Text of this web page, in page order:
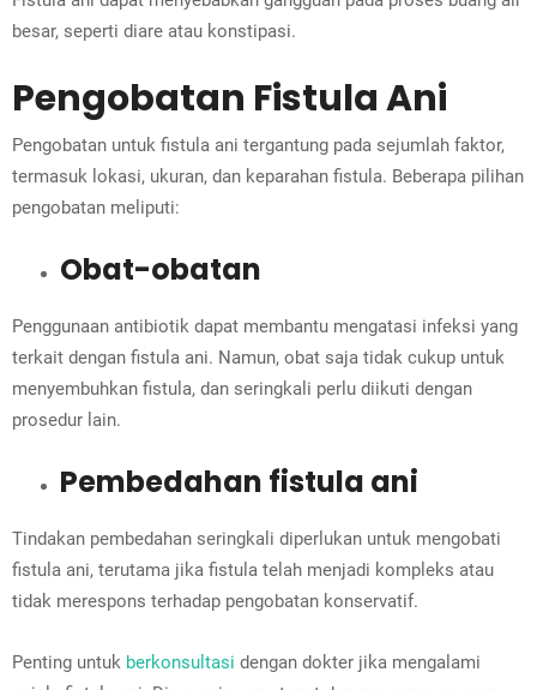
besar, seperti diare atau konstipasi.
Pengobatan Fistula Ani
Pengobatan untuk fistula ani tergantung pada sejumlah faktor,
termasuk lokasi, ukuran, dan keparahan fistula. Beberapa pilihan
pengobatan meliputi:
Obat-obatan
Penggunaan antibiotik dapat membantu mengatasi infeksi yang
terkait dengan fistula ani. Namun, obat saja tidak cukup untuk
menyembuhkan fistula, dan seringkali perlu diikuti dengan
prosedur lain.
Pembedahan fistula ani
Tindakan pembedahan seringkali diperlukan untuk mengobati
fistula ani, terutama jika fistula telah menjadi kompleks atau
tidak merespons terhadap pengobatan konservatif.
Penting untuk berkonsultasi dengan dokter jika mengalami